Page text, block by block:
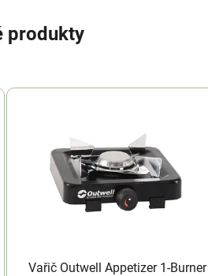
produkty
Vařič Outwell Appetizer 1-Burner